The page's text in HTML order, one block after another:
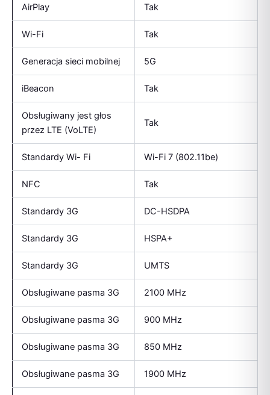
AirPlay Tak
Wi-Fi Tak
Generacja sieci mobilnej 5G
iBeacon Tak
Obsługiwany jest głos
przez LTE (VoLTE)
Tak
Standardy Wi- Fi Wi-Fi 7 (802.11be)
NFC Tak
Standardy 3G DC-HSDPA
Standardy 3G HSPA+
Standardy 3G UMTS
Obsługiwane pasma 3G 2100 MHz
Obsługiwane pasma 3G 900 MHz
Obsługiwane pasma 3G 850 MHz
Obsługiwane pasma 3G 1900 MHz